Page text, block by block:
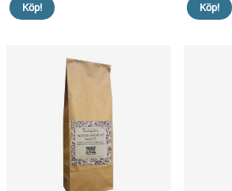
Köp! Köp!